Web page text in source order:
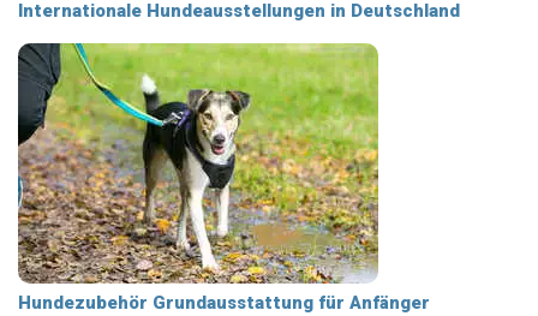
Internationale Hundeausstellungen in Deutschland
Hundezubehör Grundausstattung für Anfänger